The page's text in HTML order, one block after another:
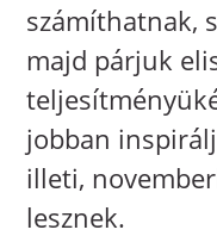
számíthatnak,
majd párjuk
jobban
illeti,
lesznek.